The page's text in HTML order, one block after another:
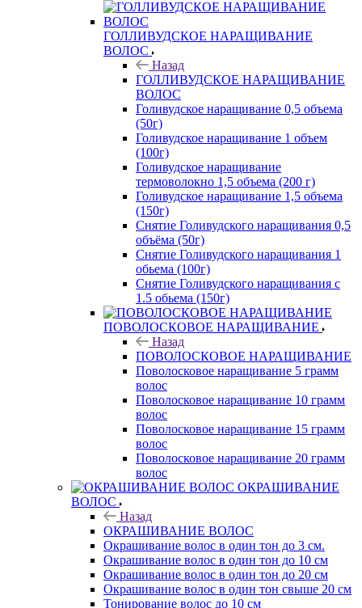
ГОЛЛИВУДСКОЕ НАРАЩИВАНИЕ
ВОЛОС
Назад
ГОЛЛИВУДСКОЕ НАРАЩИВАНИЕ
ВОЛОС
Голивудское наращивание 0,5 объема
(50г)
Голивудское наращивание 1 объем
(100г)
Голивудское наращивание
термоволокно 1,5 объема (200 г)
Голивудское наращивание 1,5 объема
(150г)
Снятие Голивудского наращивания 0,5
объёма (50г)
Снятие Голивудского наращивания 1
обьема (100г)
Снятие Голивудского наращивания с
1.5 обьема (150г)
ПОВОЛОСКОВОЕ НАРАЩИВАНИЕ
Назад
ПОВОЛОСКОВОЕ НАРАЩИВАНИЕ
Поволосковое наращивание 5 грамм
волос
Поволосковое наращивание 10 грамм
волос
Поволосковое наращивание 15 грамм
волос
Поволосковое наращивание 20 грамм
волос
ОКРАШИВАНИЕ
ВОЛОС
Назад
ОКРАШИВАНИЕ ВОЛОС
Окрашивание волос в один тон до 3 см.
Окрашивание волос в один тон до 10 см
Окрашивание волос в один тон до 20 см
Окрашивание волос в один тон свыше 20 см
Тонирование волос до 10 см